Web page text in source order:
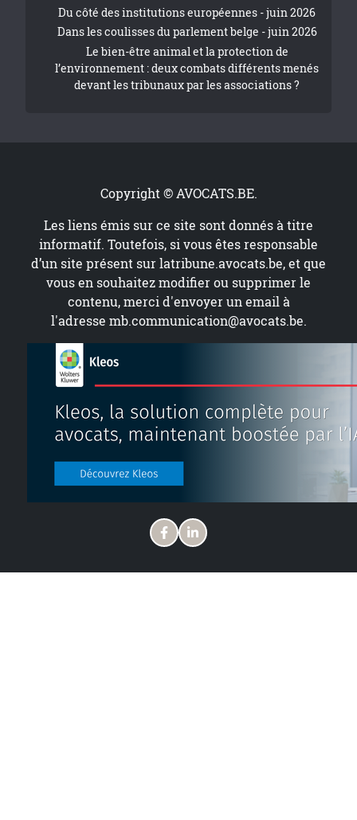
Du côté des institutions européennes - juin 2026
Dans les coulisses du parlement belge - juin 2026
Le bien-être animal et la protection de
l’environnement : deux combats différents menés
devant les tribunaux par les associations ?
Copyright © AVOCATS.BE.
Les liens émis sur ce site sont donnés à titre
informatif. Toutefois, si vous êtes responsable
d’un site présent surlatribune.avocats.be, et que
vous en souhaitez modifier ou supprimer le
contenu, merci d'envoyer un email à
l'adresse mb.communication@avocats.be.